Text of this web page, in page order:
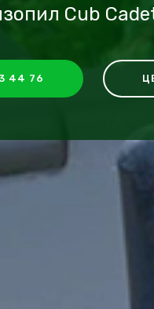
Cub
44 76